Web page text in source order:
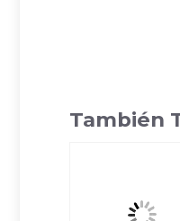
También